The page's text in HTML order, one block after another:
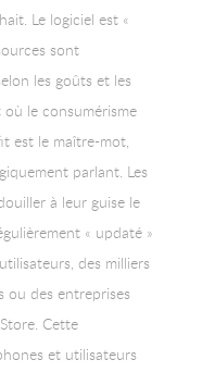
Le logiciel est «
sont
les goûts et les
le consumérisme
est le maître-mot,
parlant. Les
à leur guise le
« updaté »
des milliers
ou des entreprises
Cette
et utilisateurs